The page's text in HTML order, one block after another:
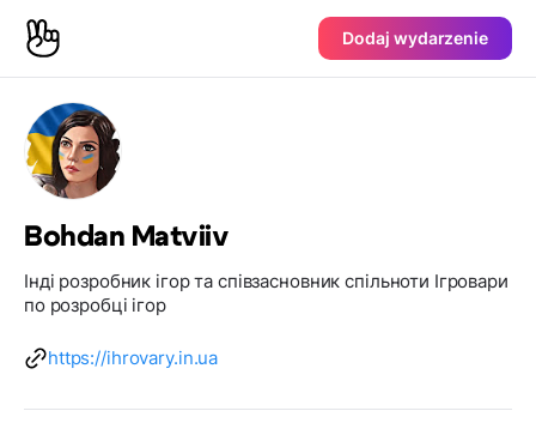
Dodaj wydarzenie
Bohdan Matviiv
Інді розробник ігор та співзасновник спільноти Ігровари
по розробці ігор
https://ihrovary.in.ua